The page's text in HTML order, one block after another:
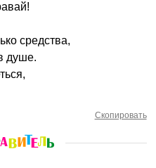
средства,
душе.
Скопировать